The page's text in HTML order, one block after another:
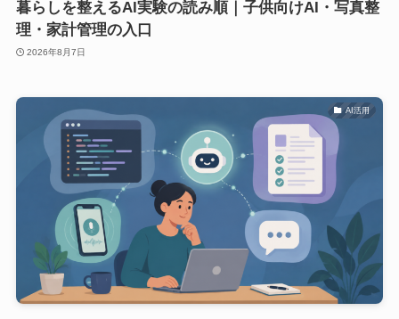
暮らしを整えるAI実験の読み順｜子供向けAI・写真整
理・家計管理の入口
2026年8月7日
AI活用